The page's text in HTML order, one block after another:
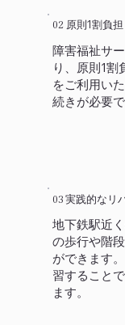
02 原則1割負担
障害福祉サ
り、原則1割
をご利用い
続きが必要
03 実践的なリ
地下鉄駅近
の歩行や階
ができます
習すること
ます。